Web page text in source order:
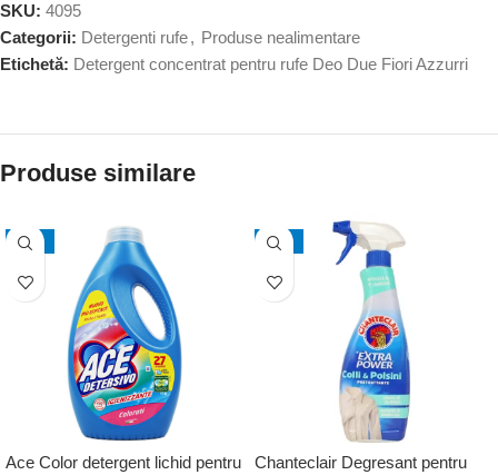
SKU: 4095
Categorii: Detergenti rufe, Produse nealimentare
Etichetă: Detergent concentrat pentru rufe Deo Due Fiori Azzurri
Produse similare
-19%
Ace Color detergent lichid pentru
-12%
Chanteclair Degresant pentru